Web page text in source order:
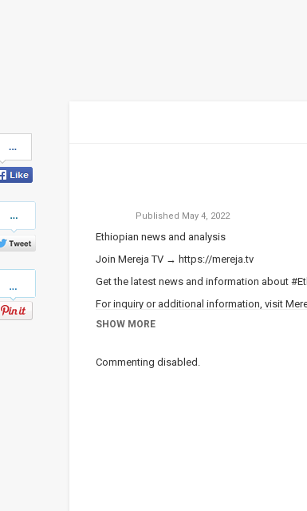
on
Facebook
on
Twitter
Published May 4, 2022
Ethiopian news and analysis
Join Mereja TV → https://mereja.tv
Get the latest news and information about
For inquiry or additional information, visit
Mereja presents Ethiopian news, Ethiopian
Category Ethiopian News
SHOW MORE
Commenting disabled.